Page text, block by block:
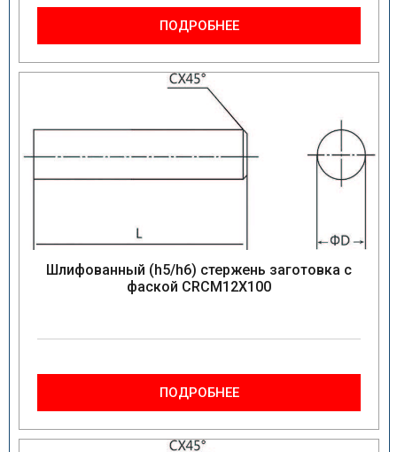
ПОДРОБНЕЕ
Шлифованный (h5/h6) стержень заготовка с
фаской CRCM12X100
ПОДРОБНЕЕ